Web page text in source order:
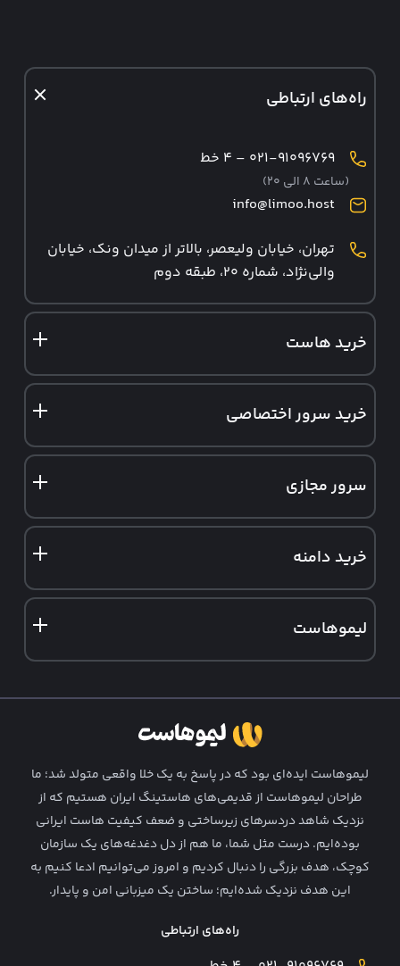
راه‌های ارتباطی
۰۲۱-۹۱۰۹۶۷۶۹ – ۴ خط
(ساعت ۸ الی ۲۰)
info@limoo.host
تهران، خیابان ولیعصر، بالاتر از میدان ونک، خیابان
والی‌نژاد، شماره ۲۰، طبقه دوم
خرید هاست
هاست ایران
هاست وردپرس
خرید سرور اختصاصی
سرور اختصاصی ایران
سرور اختصاصی آلمان
سرور مجازی
سرور مجازی ایران
سرور مجازی آلمان
خرید دامنه
ثبت دامنه ir
ثبت دامنه خارجی
لیموهاست
قوانین و شرایط
همکاری در فروش
وبلاگ لیمو
لیمو‌هاست ایده‌ای بود که در پاسخ به یک خلا واقعی متولد شد؛ ما
طراحان لیمو‌هاست از قدیمی‌های هاستینگ ایران هستیم که از
نزدیک شاهد دردسرهای زیرساختی و ضعف کیفیت هاست ایرانی
بوده‌ایم. درست مثل شما، ما هم از دل دغدغه‌های یک سازمان
کوچک، هدف بزرگی را دنبال کردیم و امروز می‌توانیم ادعا کنیم به
این هدف نزدیک شده‌ایم؛ ساختن یک میزبانی امن و پایدار.
راه‌های ارتباطی